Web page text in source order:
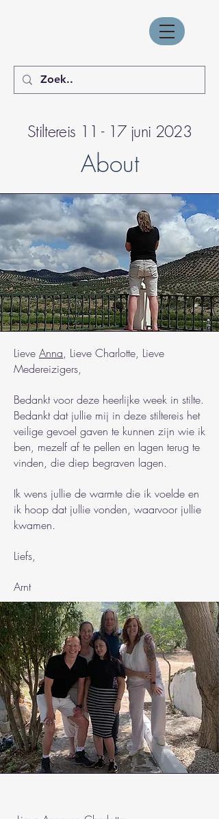
Stiltereis 11 - 17 juni 2023
About
Lieve Anna, Lieve Charlotte, Lieve
Medereizigers,
Bedankt voor deze heerlijke week in stilte.
Bedankt dat jullie mij in deze stiltereis het
veilige gevoel gaven te kunnen zijn wie ik
ben, mezelf af te pellen en lagen terug te
vinden, die diep begraven lagen.
Ik wens jullie de warmte die ik voelde en
ik hoop dat jullie vonden, waarvoor jullie
kwamen.
Liefs,
Arnt